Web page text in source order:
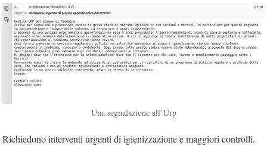
Una segnalazione all’Urp
Richiedono interventi urgenti di igienizzazione e maggiori controlli.